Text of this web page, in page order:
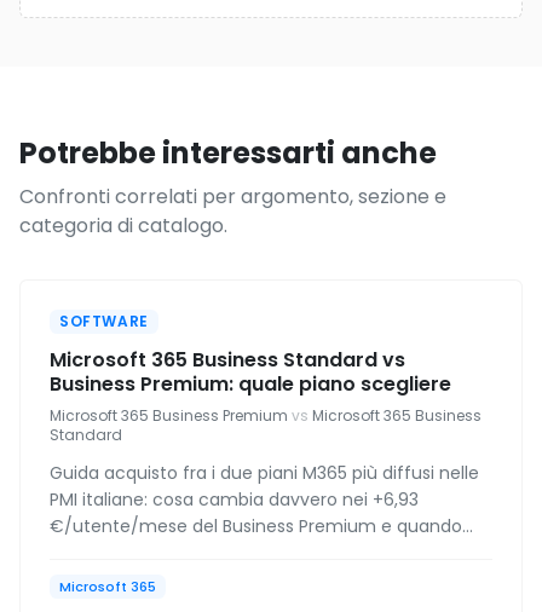
Potrebbe interessarti anche
Confronti correlati per argomento, sezione e
categoria di catalogo.
SOFTWARE
Microsoft 365 Business Standard vs
Business Premium: quale piano scegliere
Microsoft 365 Business Premium vs Microsoft 365 Business
Standard
Guida acquisto fra i due piani M365 più diffusi nelle
PMI italiane: cosa cambia davvero nei +6,93
€/utente/mese del Business Premium e quando
Microsoft 365